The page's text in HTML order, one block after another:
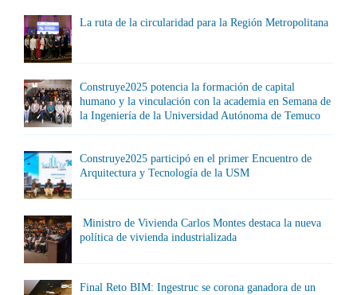
La ruta de la circularidad para la Región Metropolitana
Construye2025 potencia la formación de capital
humano y la vinculación con la academia en Semana de
la Ingeniería de la Universidad Autónoma de Temuco
Construye2025 participó en el primer Encuentro de
Arquitectura y Tecnología de la USM
Ministro de Vivienda Carlos Montes destaca la nueva
política de vivienda industrializada
Final Reto BIM: Ingestruc se corona ganadora de un